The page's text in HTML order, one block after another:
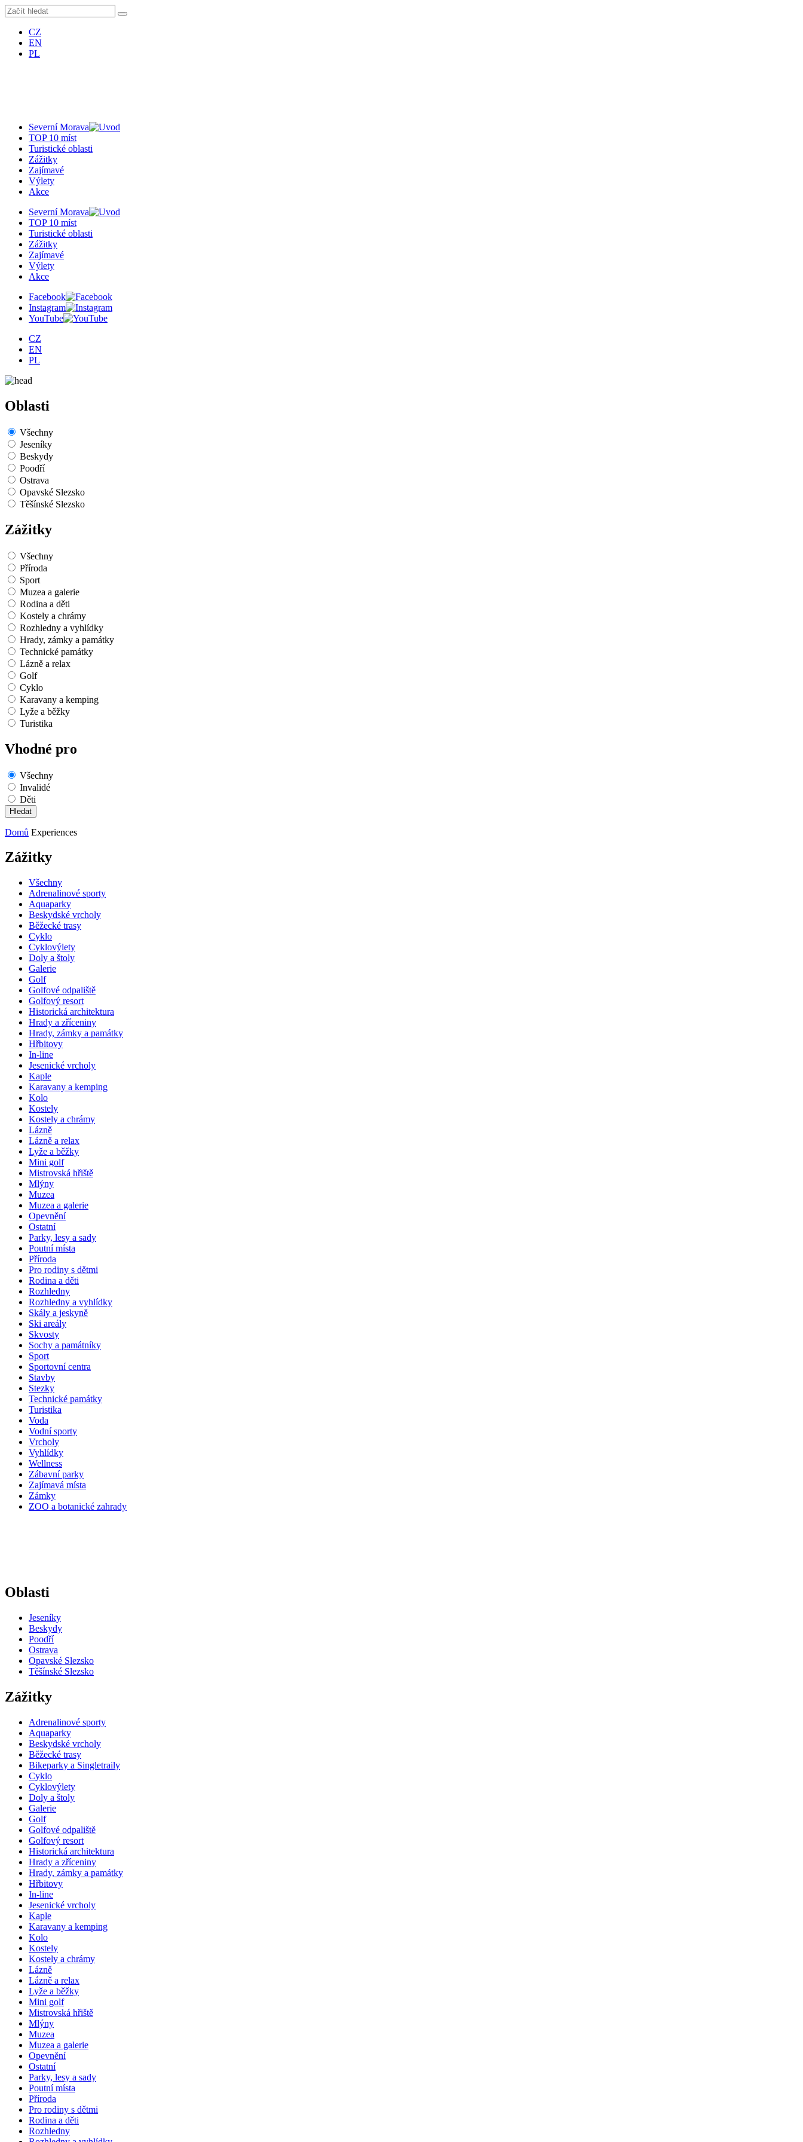
CZ
EN
PL
Severní Morava
TOP 10 míst
Turistické oblasti
Zážitky
Zajímavé
Výlety
Akce
Severní Morava
TOP 10 míst
Turistické oblasti
Zážitky
Zajímavé
Výlety
Akce
Facebook
Instagram
YouTube
CZ
EN
PL
Oblasti
Všechny
Jeseníky
Beskydy
Poodří
Ostrava
Opavské Slezsko
Těšínské Slezsko
Zážitky
Všechny
Příroda
Sport
Muzea a galerie
Rodina a děti
Kostely a chrámy
Rozhledny a vyhlídky
Hrady, zámky a památky
Technické památky
Lázně a relax
Golf
Cyklo
Karavany a kemping
Lyže a běžky
Turistika
Vhodné pro
Všechny
Invalidé
Děti
Domů Experiences
Zážitky
Všechny
Adrenalinové sporty
Aquaparky
Beskydské vrcholy
Běžecké trasy
Cyklo
Cyklovýlety
Doly a štoly
Galerie
Golf
Golfové odpaliště
Golfový resort
Historická architektura
Hrady a zříceniny
Hrady, zámky a památky
Hřbitovy
In-line
Jesenické vrcholy
Kaple
Karavany a kemping
Kolo
Kostely
Kostely a chrámy
Lázně
Lázně a relax
Lyže a běžky
Mini golf
Mistrovská hřiště
Mlýny
Muzea
Muzea a galerie
Opevnění
Ostatní
Parky, lesy a sady
Poutní místa
Příroda
Pro rodiny s dětmi
Rodina a děti
Rozhledny
Rozhledny a vyhlídky
Skály a jeskyně
Ski areály
Skvosty
Sochy a památníky
Sport
Sportovní centra
Stavby
Stezky
Technické památky
Turistika
Voda
Vodní sporty
Vrcholy
Vyhlídky
Wellness
Zábavní parky
Zajímavá místa
Zámky
ZOO a botanické zahrady
Oblasti
Jeseníky
Beskydy
Poodří
Ostrava
Opavské Slezsko
Těšínské Slezsko
Zážitky
Adrenalinové sporty
Aquaparky
Beskydské vrcholy
Běžecké trasy
Bikeparky a Singletraily
Cyklo
Cyklovýlety
Doly a štoly
Galerie
Golf
Golfové odpaliště
Golfový resort
Historická architektura
Hrady a zříceniny
Hrady, zámky a památky
Hřbitovy
In-line
Jesenické vrcholy
Kaple
Karavany a kemping
Kolo
Kostely
Kostely a chrámy
Lázně
Lázně a relax
Lyže a běžky
Mini golf
Mistrovská hřiště
Mlýny
Muzea
Muzea a galerie
Opevnění
Ostatní
Parky, lesy a sady
Poutní místa
Příroda
Pro rodiny s dětmi
Rodina a děti
Rozhledny